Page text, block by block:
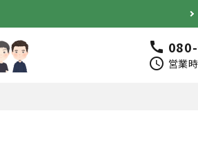
call
schedule 営業